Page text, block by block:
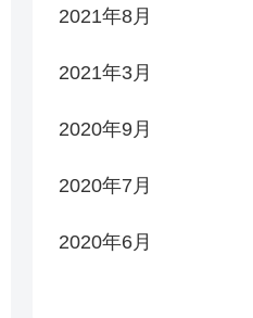
2021年8月
2021年3月
2020年9月
2020年7月
2020年6月